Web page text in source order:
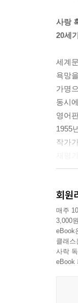
내 영
겠지
나의
밟힌
하고,
하느
무엇
내가
우리
지독
원이
나는
만,
사랑
20세
세계
욕망
가명
동시
영어
1955
작가
롤리
열세
못한
이끌
롤리
회원
매주
3,000
eBook
클래
사락
eBook